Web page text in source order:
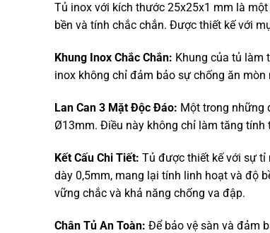
Tủ inox với kích thước 25x25x1 mm là
bền và tính chắc chắn. Được thiết kế với
Khung Inox Chắc Chắn: Khung của tủ làm
inox không chỉ đảm bảo sự chống ăn
Lan Can 3 Mặt Độc Đáo: Một trong những
Ø13mm. Điều này không chỉ làm tăng
Kết Cấu Chi Tiết: Tủ được thiết kế với sự
dày 0,5mm, mang lại tính linh hoạt và độ
vững chắc và khả năng chống va đập.
Chân Tủ An Toàn: Để bảo vệ sàn và đảm